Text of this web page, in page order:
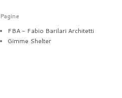
Pagine
FBA - Fabio Barilari Architetti
Gimme Shelter